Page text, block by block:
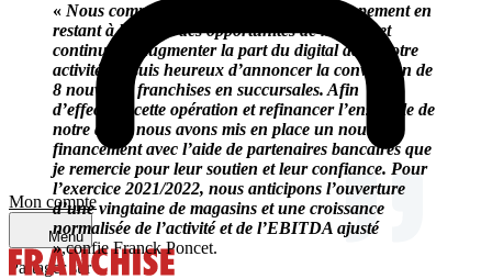
Mon compte
Menu
« Nous comptons poursuivre notre développement en
restant à l’écoute des opportunités de marché et
continuer à augmenter la part du digital dans notre
activité. Je suis heureux d’annoncer la conversion de
8 nouvelles franchises en succursales. Afin
d’effectuer cette opération et refinancer l’ensemble de
notre dette, nous avons mis en place un nouveau
financement avec l’aide de partenaires bancaires que
je remercie pour leur soutien et leur confiance. Pour
l’exercice 2021/2022, nous anticipons l’ouverture
d’une vingtaine de magasins et une croissance
normalisée de l’activité et de l’EBITDA ajusté
»,confie Franck Poncet.
Partager sur :